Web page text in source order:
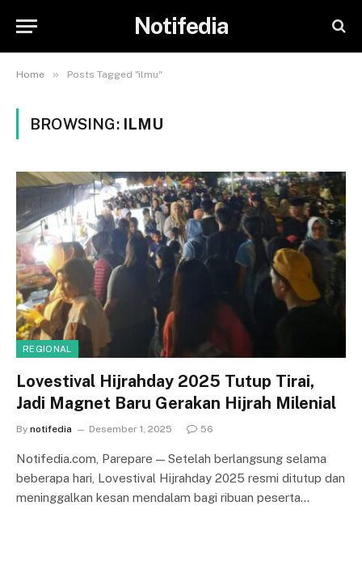
Notifedia
Home » Posts Tagged "ilmu"
BROWSING: ILMU
REGIONAL
Lovestival Hijrahday 2025 Tutup Tirai,
Jadi Magnet Baru Gerakan Hijrah Milenial
By notifedia Desember 1, 2025 56
Notifedia.com, Parepare — Setelah berlangsung selama
beberapa hari, Lovestival Hijrahday 2025 resmi ditutup dan
meninggalkan kesan mendalam bagi ribuan peserta…